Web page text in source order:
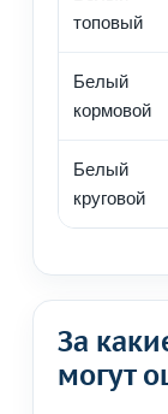
топовый
Белый
кормовой
Белый
круговой
За
могут